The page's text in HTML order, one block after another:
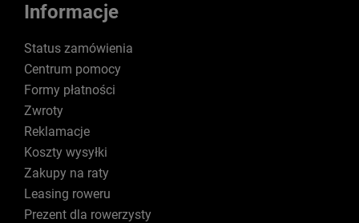
Informacje
Status zamówienia
Centrum pomocy
Formy płatności
Zwroty
Reklamacje
Koszty wysyłki
Zakupy na raty
Leasing roweru
Prezent dla rowerzysty